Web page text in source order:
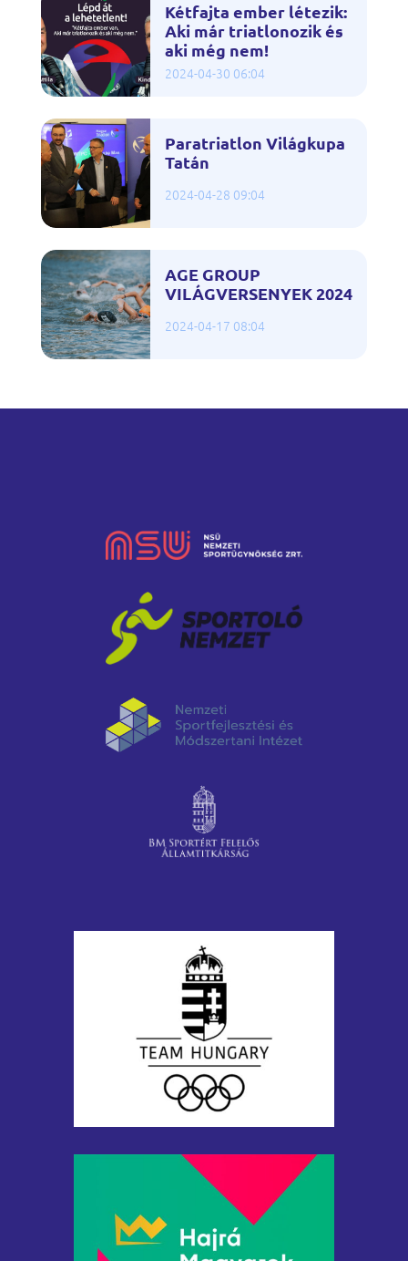
Kétfajta ember létezik:
Aki már triatlonozik és
aki még nem!
2024-04-30 06:04
Paratriatlon Világkupa
Tatán
2024-04-28 09:04
AGE GROUP
VILÁGVERSENYEK 2024
2024-04-17 08:04